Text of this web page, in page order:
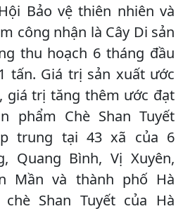
Bảo vệ thiên nhiên và
công nhận là Cây Di sản
thu hoạch 6 tháng đầu
tấn. Giá trị sản xuất ước
giá trị tăng thêm ước đạt
phẩm Chè Shan Tuyết
trung tại 43 xã của 6
Quang Bình, Vị Xuyên,
Mần và thành phố Hà
Shan Tuyết của Hà